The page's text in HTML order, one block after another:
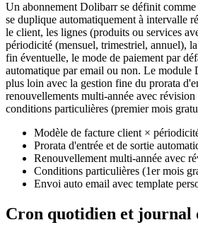
Un abonnement Dolibarr se définit
se duplique automatiquement à intervalle
le client, les lignes (produits ou services
périodicité (mensuel, trimestriel, annuel),
fin éventuelle, le mode de paiement par
automatique par email ou non. Le
plus loin avec la gestion fine du prorata
renouvellements multi-année avec révision
conditions particulières (premier mois
Modèle de facture client ×
Prorata d'entrée et de sortie
Renouvellement multi-année avec
Conditions particulières (1er mois
Envoi auto email avec template
Cron quotidien et journal